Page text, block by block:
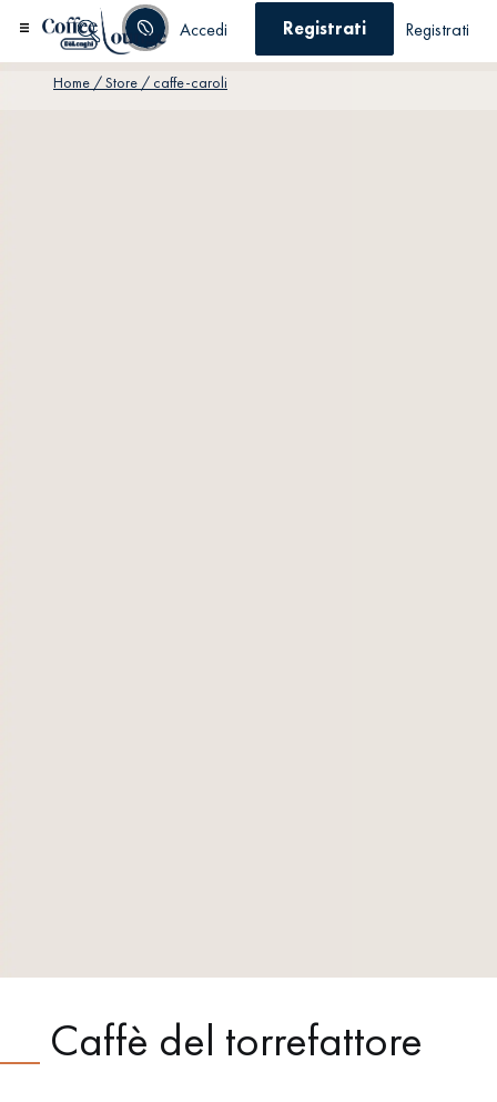
Accedi Registrati Registrati
Home / Store / caffe-caroli
Caffè del torrefattore